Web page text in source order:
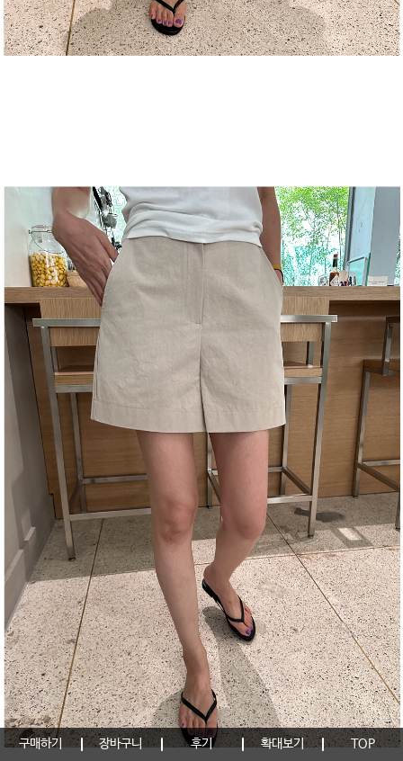
구매하기 장바구니 후기 확대보기 TOP